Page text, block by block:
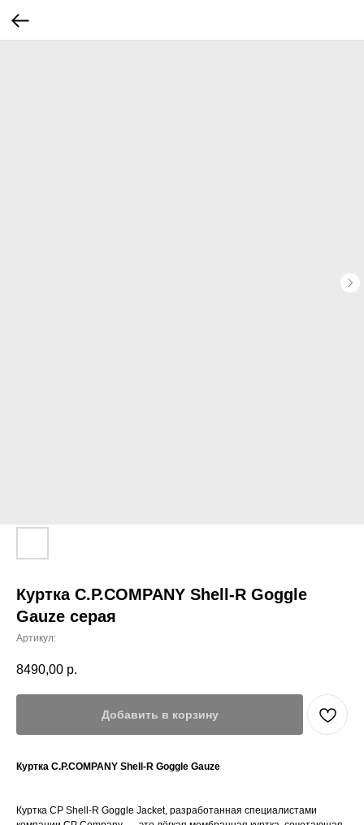
Куртка C.P.COMPANY Shell-R Goggle
Gauze серая
Артикул:
8490,00 р.
Добавить в корзину
Куртка C.P.COMPANY Shell-R Goggle Gauze
Куртка CP Shell-R Goggle Jacket, разработанная специалистами